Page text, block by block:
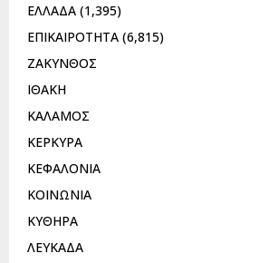
ΕΛΛΑΔΑ (1,395)
ΕΠΙΚΑΙΡΟΤΗΤΑ (6,815)
ΖΑΚΥΝΘΟΣ
ΙΘΑΚΗ
ΚΑΛΑΜΟΣ
ΚΕΡΚΥΡΑ
ΚΕΦΑΛΟΝΙΑ
ΚΟΙΝΩΝΙΑ
ΚΥΘΗΡΑ
ΛΕΥΚΑΔΑ